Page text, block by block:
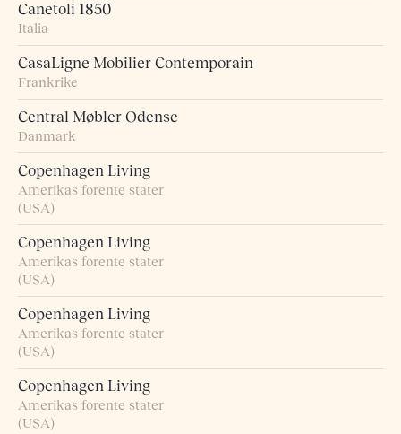
Canetoli 1850
Italia
CasaLigne Mobilier Contemporain
Frankrike
Central Møbler Odense
Danmark
Copenhagen Living
Amerikas forente stater
(USA)
Copenhagen Living
Amerikas forente stater
(USA)
Copenhagen Living
Amerikas forente stater
(USA)
Copenhagen Living
Amerikas forente stater
(USA)